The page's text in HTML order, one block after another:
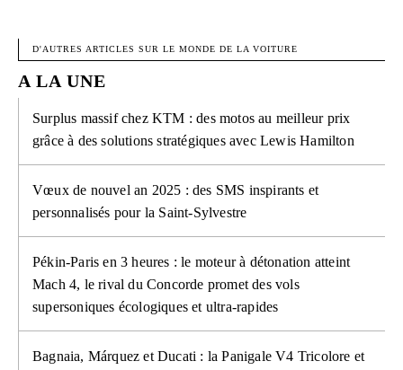
D'AUTRES ARTICLES SUR LE MONDE DE LA VOITURE
A LA UNE
Surplus massif chez KTM : des motos au meilleur prix
grâce à des solutions stratégiques avec Lewis Hamilton
Vœux de nouvel an 2025 : des SMS inspirants et
personnalisés pour la Saint-Sylvestre
Pékin-Paris en 3 heures : le moteur à détonation atteint
Mach 4, le rival du Concorde promet des vols
supersoniques écologiques et ultra-rapides
Bagnaia, Márquez et Ducati : la Panigale V4 Tricolore et